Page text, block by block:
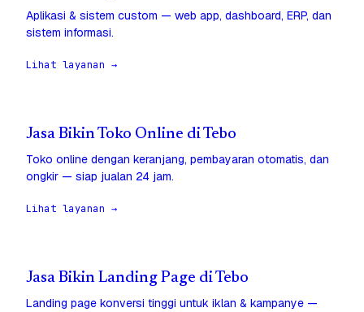
Aplikasi & sistem custom — web app, dashboard, ERP, dan
sistem informasi.
Lihat layanan →
Jasa Bikin Toko Online di Tebo
Toko online dengan keranjang, pembayaran otomatis, dan
ongkir — siap jualan 24 jam.
Lihat layanan →
Jasa Bikin Landing Page di Tebo
Landing page konversi tinggi untuk iklan & kampanye —